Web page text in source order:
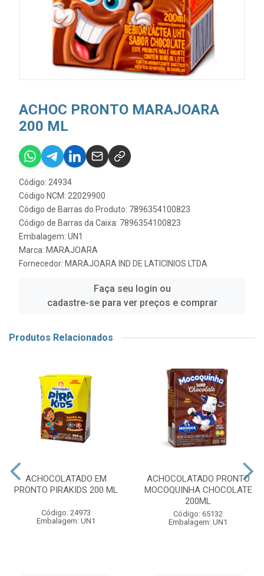
ACHOC PRONTO MARAJOARA
200 ML
Código: 24934
Código NCM: 22029900
Código de Barras do Produto: 7896354100823
Código de Barras da Caixa: 7896354100823
Embalagem: UN1
Marca: MARAJOARA
Fornecedor: MARAJOARA IND DE LATICINIOS LTDA
Faça seu login ou
cadastre-se para ver preços e comprar
Produtos Relacionados
ACHOCOLATADO EM
PRONTO PIRAKIDS 200 ML
Código: 24973
Embalagem: UN1
ACHOCOLATADO PRONTO
MOCOQUINHA CHOCOLATE
200ML
Código: 65132
Embalagem: UN1